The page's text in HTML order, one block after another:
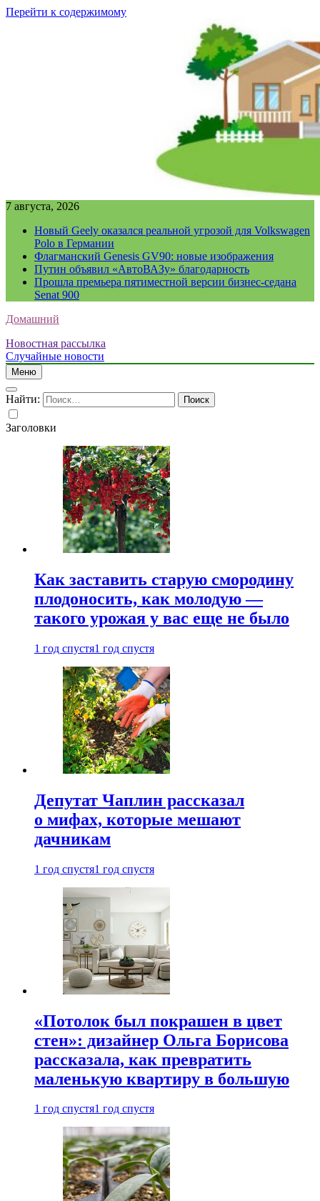
Перейти к содержимому
7 августа, 2026
Новый Geely оказался реальной угрозой для Volkswagen
Polo в Германии
Флагманский Genesis GV90: новые изображения
Путин объявил «АвтоВАЗу» благодарность
Прошла премьера пятиместной версии бизнес-седана
Senat 900
Домашний
Новостная рассылка
Случайные новости
Меню
Найти:
Заголовки
Как заставить старую смородину
плодоносить, как молодую —
такого урожая у вас еще не было
1 год спустя1 год спустя
Депутат Чаплин рассказал
о мифах, которые мешают
дачникам
1 год спустя1 год спустя
«Потолок был покрашен в цвет
стен»: дизайнер Ольга Борисова
рассказала, как превратить
маленькую квартиру в большую
1 год спустя1 год спустя